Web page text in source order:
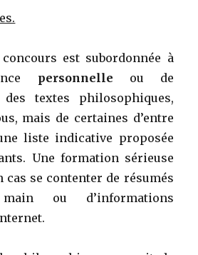
est subordonnée à
personnelle ou de
textes philosophiques,
mais de certaines d’entre
liste indicative proposée
Une formation sérieuse
cas se contenter de résumés
ou d’informations